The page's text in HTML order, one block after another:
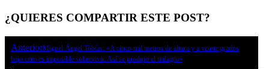
¿QUIERES COMPARTIR ESTE POST?
AnteriorMiguel Ángel Tobías: «A cinco mil metros de altura y a veinte grados
bajo cero es imposible sobrevivir. Así se produjo el milagro»